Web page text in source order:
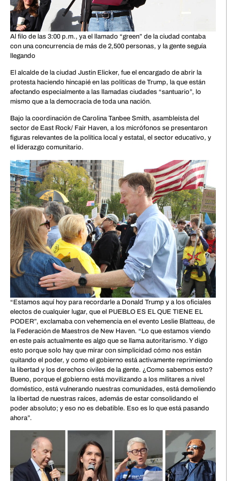
Al filo de las 3:00 p.m., ya el llamado “green” de la ciudad contaba
con una concurrencia de más de 2,500 personas, y la gente seguía
llegando
El alcalde de la ciudad Justin Elicker, fue el encargado de abrir la
protesta haciendo hincapié en las políticas de Trump, la que están
afectando especialmente a las llamadas ciudades “santuario”, lo
mismo que a la democracia de toda una nación.
Bajo la coordinación de Carolina Tanbee Smith, asambleísta del
sector de East Rock/ Fair Haven, a los micrófonos se presentaron
figuras relevantes de la política local y estatal, el sector educativo, y
el liderazgo comunitario.
“Estamos aquí hoy para recordarle a Donald Trump y a los oficiales
electos de cualquier lugar, que el PUEBLO ES EL QUE TIENE EL
PODER”, exclamaba con vehemencia en el evento Leslie Blatteau, de
la Federación de Maestros de New Haven. “Lo que estamos viendo
en este país actualmente es algo que se llama autoritarismo. Y digo
esto porque solo hay que mirar con simplicidad cómo nos están
quitando el poder, y como el gobierno está activamente reprimiendo
la libertad y los derechos civiles de la gente. ¿Como sabemos esto?
Bueno, porque el gobierno está movilizando a los militares a nivel
doméstico, está vulnerando nuestras comunidades, está demoliendo
la libertad de nuestras raíces, además de estar consolidando el
poder absoluto; y eso no es debatible. Eso es lo que está pasando
ahora”.